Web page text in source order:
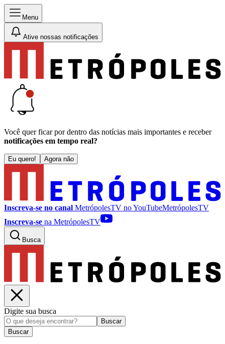
Menu
Ative nossas notificações
Você quer ficar por dentro das notícias mais importantes e receber
notificações em tempo real?
Eu quero! Agora não
Inscreva-se no canal MetrópolesTV noYouTubeMetrópolesTV
Inscreva-se na MetrópolesTV
Busca
Digite sua busca
Buscar
Buscar